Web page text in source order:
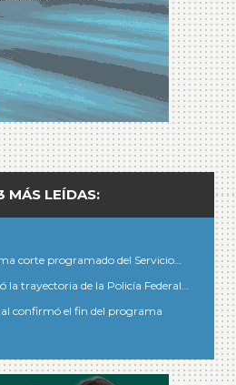
MÁS LEÍDAS:
corte programado del Servicio…
la trayectoria de la Policía Federal…
confirmó el fin del programa